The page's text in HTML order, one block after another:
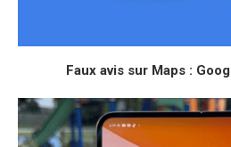
Faux avis sur Maps :